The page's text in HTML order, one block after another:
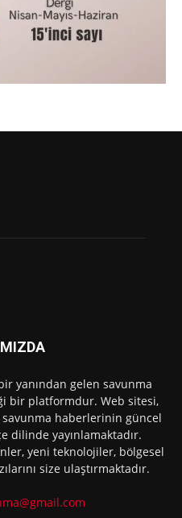
yanından gelen savunma
bir platformdur. Web sitesi,
haberlerinin güncel
dilinde yayınlamaktadır.
yeni teknolojiler, bölgesel
size ulaştırmaktadır.